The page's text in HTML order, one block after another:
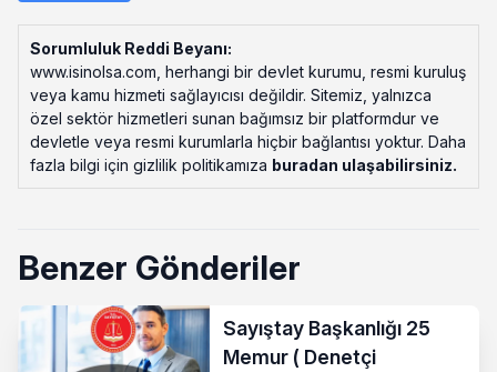
Sorumluluk Reddi Beyanı:
www.isinolsa.com, herhangi bir devlet kurumu, resmi kuruluş
veya kamu hizmeti sağlayıcısı değildir. Sitemiz, yalnızca
özel sektör hizmetleri sunan bağımsız bir platformdur ve
devletle veya resmi kurumlarla hiçbir bağlantısı yoktur. Daha
fazla bilgi için gizlilik politikamıza buradan ulaşabilirsiniz.
Benzer Gönderiler
Sayıştay Başkanlığı 25
Memur ( Denetçi